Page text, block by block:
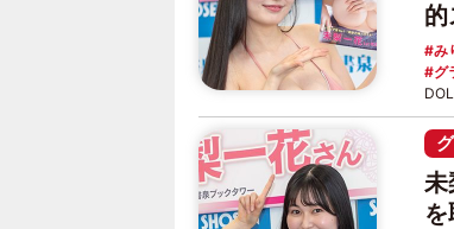
み
グ
未
を